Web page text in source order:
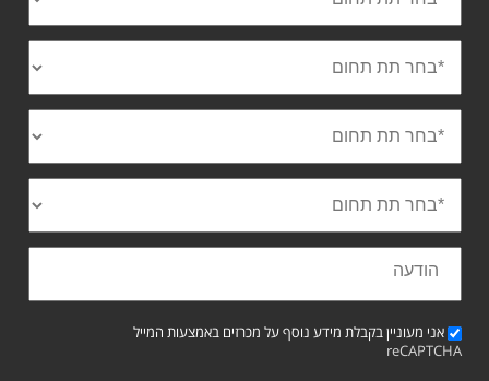
אני מעוניין בקבלת מידע נוסף על מכרזים באמצעות המייל
reCAPTCHA